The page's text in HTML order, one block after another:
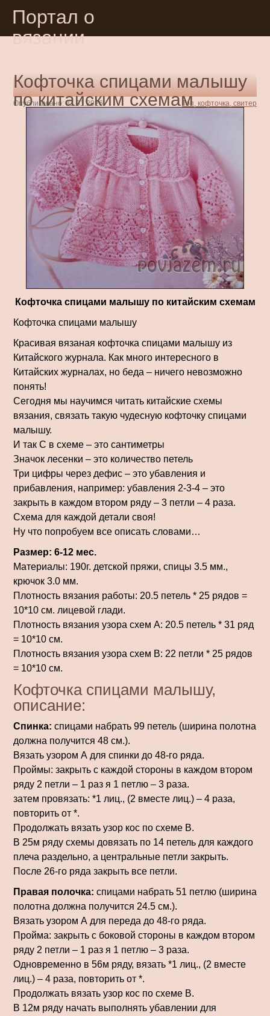
Портал о
вязании
Кофточка спицами малышу
по китайским схемам
Опубликовано: 31.01.2026 Топ, кофточка, свитер
Кофточка спицами малышу по китайским схемам
Кофточка спицами малышу
Красивая вязаная кофточка спицами малышу из
Китайского журнала. Как много интересного в
Китайских журналах, но беда – ничего невозможно
понять!
Сегодня мы научимся читать китайские схемы
вязания, связать такую чудесную кофточку спицами
малышу.
И так С в схеме – это сантиметры
Значок лесенки – это количество петель
Три цифры через дефис – это убавления и
прибавления, например: убавления 2-3-4 – это
закрыть в каждом втором ряду – 3 петли – 4 раза.
Схема для каждой детали своя!
Ну что попробуем все описать словами…
Размер: 6-12 мес.
Материалы: 190г. детской пряжи, спицы 3.5 мм.,
крючок 3.0 мм.
Плотность вязания работы: 20.5 петель * 25 рядов =
10*10 см. лицевой глади.
Плотность вязания узора схем А: 20.5 петель * 31 ряд
= 10*10 см.
Плотность вязания узора схем В: 22 петли * 25 рядов
= 10*10 см.
Кофточка спицами малышу,
описание:
Спинка: спицами набрать 99 петель (ширина полотна
должна получится 48 см.).
Вязать узором А для спинки до 48-го ряда.
Проймы: закрыть с каждой стороны в каждом втором
ряду 2 петли – 1 раз я 1 петлю – 3 раза.
затем провязать: *1 лиц., (2 вместе лиц.) – 4 раза,
повторить от *.
Продолжать вязать узор кос по схеме В.
В 25м ряду схемы довязать по 14 петель для каждого
плеча раздельно, а центральные петли закрыть.
После 26-го ряда закрыть все петли.
Правая полочка: спицами набрать 51 петлю (ширина
полотна должна получится 24.5 см.).
Вязать узором А для переда до 48-го ряда.
Пройма: закрыть с боковой стороны в каждом втором
ряду 2 петли – 1 раз я 1 петлю – 3 раза.
Одновременно в 56м ряду, вязать *1 лиц., (2 вместе
лиц.) – 4 раза, повторить от *.
Продолжать вязать узор кос по схеме В.
В 12м ряду начать выполнять убавлении для